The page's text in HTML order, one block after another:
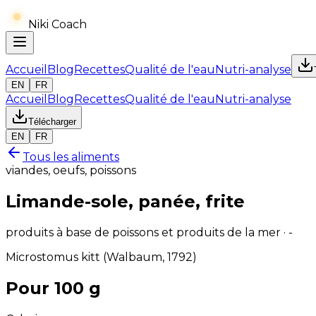
Niki Coach
Accueil BlogRecettesQualité de l'eauNutri-analyse
EN
FR
Accueil BlogRecettesQualité de l'eauNutri-analyse
Télécharger
EN
FR
Tous les aliments
viandes, oeufs, poissons
Limande-sole, panée, frite
produits à base de poissons et produits de la mer · -
Microstomus kitt (Walbaum, 1792)
Pour 100 g